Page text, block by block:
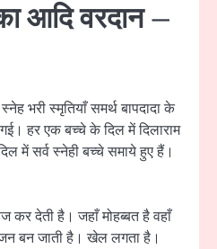
आदि वरदान –
भरी स्मृतियाँ समर्थ बापदादा के
हर एक बच्चे के दिल में दिलाराम
में सर्व स्नेही बच्चे समाये हुए हैं।
देती है। जहाँ मोहब्बत है वहाँ
बन जाती है। खेल लगता है।